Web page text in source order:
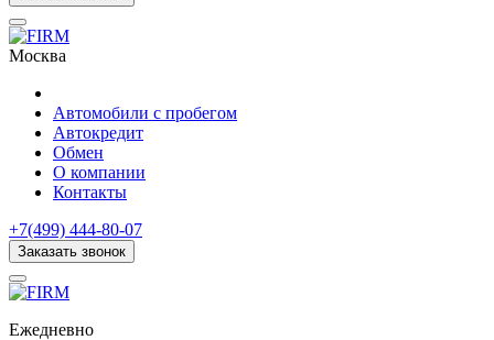
Москва
Автомобили с пробегом
Автокредит
Обмен
О компании
Контакты
+7(499) 444-80-07
Заказать звонок
Ежедневно